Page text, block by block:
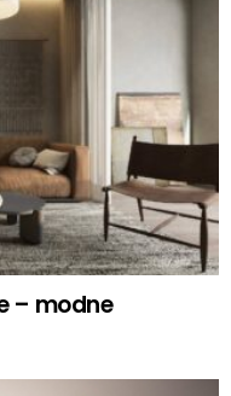
– modne